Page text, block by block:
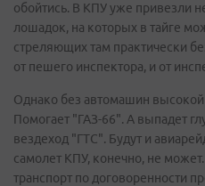
обойтись. В КПУ уже привезли
лошадок, на которых в тайге
стреляющих там практически
от пешего инспектора, и от
Однако без автомашин
Помогает "ГАЗ-66". А выпадет
вездеход "ГТС". Будут и
самолет КПУ, конечно, не
транспорт по договоренности